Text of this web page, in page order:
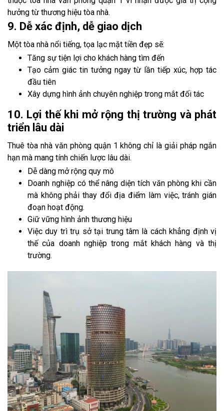
hưởng từ thương hiệu tòa nhà.
9. Dễ xác định, dễ giao dịch
Một tòa nhà nổi tiếng, tọa lạc mặt tiền đẹp sẽ:
Tăng sự tiện lợi cho khách hàng tìm đến
Tạo cảm giác tin tưởng ngay từ lần tiếp xúc, hợp tác
đầu tiên
Xây dựng hình ảnh chuyên nghiệp trong mắt đối tác
10. Lợi thế khi mở rộng thị trường và phát
triển lâu dài
Thuê tòa nhà văn phòng quận 1 không chỉ là giải pháp ngắn
hạn mà mang tính chiến lược lâu dài.
Dễ dàng mở rộng quy mô
Doanh nghiệp có thể nâng diện tích văn phòng khi cần
mà không phải thay đổi địa điểm làm việc, tránh gián
đoạn hoạt động.
Giữ vững hình ảnh thương hiệu
Việc duy trì trụ sở tại trung tâm là cách khẳng định vị
thế của doanh nghiệp trong mắt khách hàng và thị
trường.